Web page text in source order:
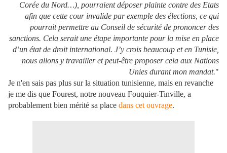
Corée du Nord…), pourraient déposer plainte contre des Etats
afin que cette cour invalide par exemple des élections, ce qui
pourrait permettre au Conseil de sécurité de prononcer des
sanctions. Cela serait une étape importante pour la mise en place
d’un état de droit international. J’y crois beaucoup et en Tunisie,
nous allons y travailler et peut-être proposer cela aux Nations
Unies durant mon mandat."
Je n'en sais pas plus sur la situation tunisienne, mais en revanche
je me dis que Fourest, notre nouveau Fouquier-Tinville, a
probablement bien mérité sa place dans cet ouvrage.